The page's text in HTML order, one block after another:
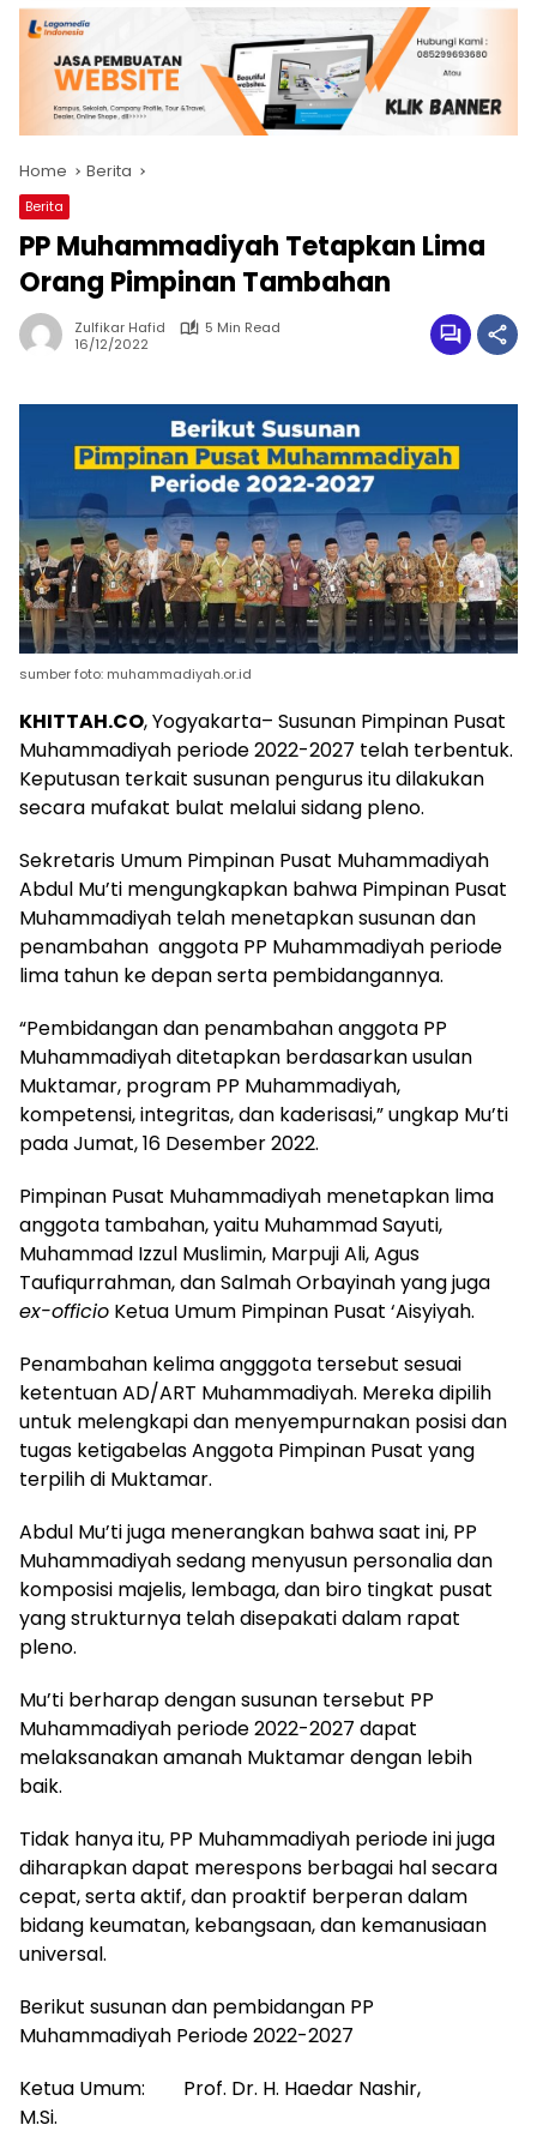
Home Berita
Berita
PP Muhammadiyah Tetapkan Lima
Orang Pimpinan Tambahan
Zulfikar Hafid
5 Min Read
16/12/2022
sumber foto: muhammadiyah.or.id
KHITTAH.CO, Yogyakarta– Susunan Pimpinan Pusat
Muhammadiyah periode 2022-2027 telah terbentuk.
Keputusan terkait susunan pengurus itu dilakukan
secara mufakat bulat melalui sidang pleno.
Sekretaris Umum Pimpinan Pusat Muhammadiyah
Abdul Mu’ti mengungkapkan bahwa Pimpinan Pusat
Muhammadiyah telah menetapkan susunan dan
penambahan anggota PP Muhammadiyah periode
lima tahun ke depan serta pembidangannya.
“Pembidangan dan penambahan anggota PP
Muhammadiyah ditetapkan berdasarkan usulan
Muktamar, program PP Muhammadiyah,
kompetensi, integritas, dan kaderisasi,” ungkap Mu’ti
pada Jumat, 16 Desember 2022.
Pimpinan Pusat Muhammadiyah menetapkan lima
anggota tambahan, yaitu Muhammad Sayuti,
Muhammad Izzul Muslimin, Marpuji Ali, Agus
Taufiqurrahman, dan Salmah Orbayinah yang juga
ex-officio Ketua Umum Pimpinan Pusat ‘Aisyiyah.
Penambahan kelima angggota tersebut sesuai
ketentuan AD/ART Muhammadiyah. Mereka dipilih
untuk melengkapi dan menyempurnakan posisi dan
tugas ketigabelas Anggota Pimpinan Pusat yang
terpilih di Muktamar.
Abdul Mu’ti juga menerangkan bahwa saat ini, PP
Muhammadiyah sedang menyusun personalia dan
komposisi majelis, lembaga, dan biro tingkat pusat
yang strukturnya telah disepakati dalam rapat
pleno.
Mu’ti berharap dengan susunan tersebut PP
Muhammadiyah periode 2022-2027 dapat
melaksanakan amanah Muktamar dengan lebih
baik.
Tidak hanya itu, PP Muhammadiyah periode ini juga
diharapkan dapat merespons berbagai hal secara
cepat, serta aktif, dan proaktif berperan dalam
bidang keumatan, kebangsaan, dan kemanusiaan
universal.
Berikut susunan dan pembidangan PP
Muhammadiyah Periode 2022-2027
Ketua Umum: Prof. Dr. H. Haedar Nashir,
M.Si.